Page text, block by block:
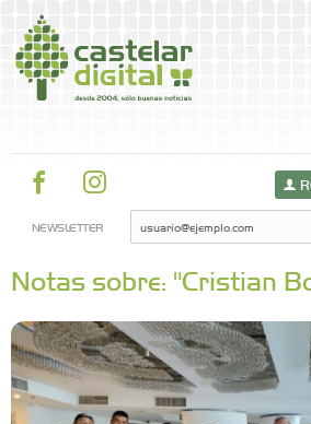
NEWSLETTER
Notas sobre: "Cristian